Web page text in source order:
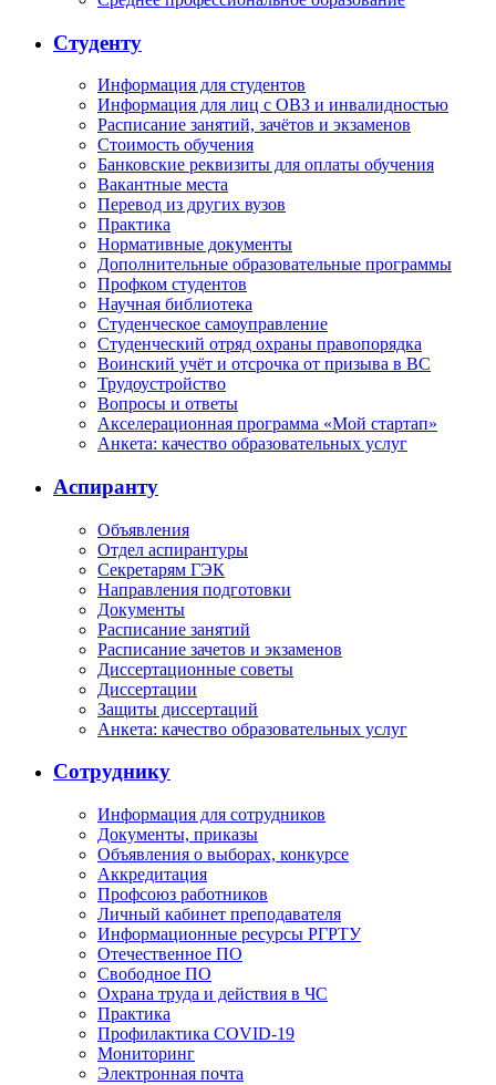
Студенту
Информация для студентов
Информация для лиц с ОВЗ и инвалидностью
Расписание занятий, зачётов и экзаменов
Стоимость обучения
Банковские реквизиты для оплаты обучения
Вакантные места
Перевод из других вузов
Практика
Нормативные документы
Дополнительные образовательные программы
Профком студентов
Научная библиотека
Студенческое самоуправление
Студенческий отряд охраны правопорядка
Воинский учёт и отсрочка от призыва в ВС
Трудоустройство
Вопросы и ответы
Акселерационная программа «Мой стартап»
Анкета: качество образовательных услуг
Аспиранту
Объявления
Отдел аспирантуры
Секретарям ГЭК
Направления подготовки
Документы
Расписание занятий
Расписание зачетов и экзаменов
Диссертационные советы
Диссертации
Защиты диссертаций
Анкета: качество образовательных услуг
Сотруднику
Информация для сотрудников
Документы, приказы
Объявления о выборах, конкурсе
Аккредитация
Профсоюз работников
Личный кабинет преподавателя
Информационные ресурсы РГРТУ
Отечественное ПО
Свободное ПО
Охрана труда и действия в ЧС
Практика
Профилактика COVID-19
Мониторинг
Электронная почта